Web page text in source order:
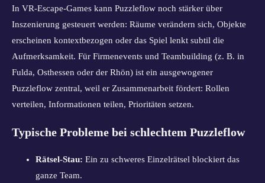
In VR-Escape-Games kann Puzzleflow noch stärker über
Inszenierung gesteuert werden: Räume verändern sich, Objekte
erscheinen kontextbezogen oder das Spiel lenkt subtil die
Aufmerksamkeit. Für Firmenevents und Teambuilding (z. B. in
Fulda, Osthessen oder der Rhön) ist ein ausgewogener
Puzzleflow zentral, weil er Zusammenarbeit fördert: Rollen
verteilen, Informationen teilen, Prioritäten setzen.
Typische Probleme bei schlechtem Puzzleflow
Rätsel-Stau: Ein zu schweres Einzelrätsel blockiert das
ganze Team.